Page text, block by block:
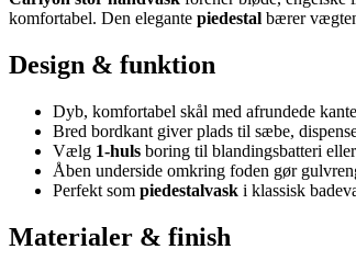
komfortabel. Den elegante piedestal bærer
Design & funktion
Dyb, komfortabel skål med afrundede
Bred bordkant giver plads til sæbe,
Vælg 1-huls boring til blandingsbatteri eller
Åben underside omkring foden gør
Perfekt som piedestalvask i klassisk
Materialer & finish